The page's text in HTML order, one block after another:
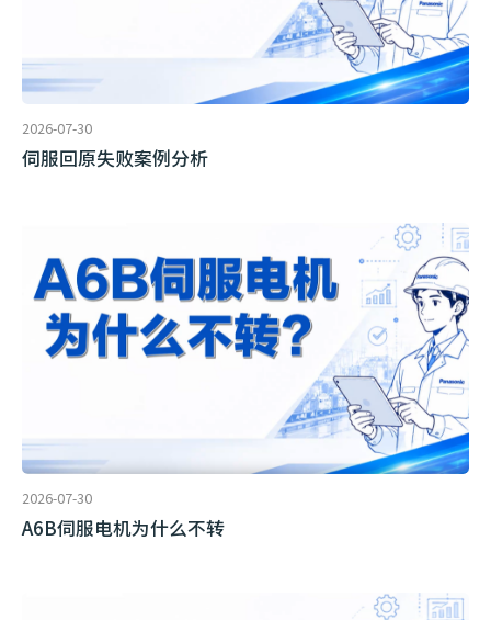
2026-07-30
伺服回原失败案例分析
2026-07-30
A6B伺服电机为什么不转